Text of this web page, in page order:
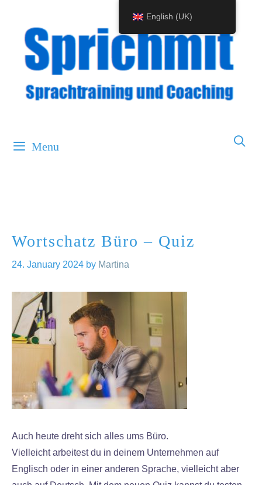
content
Menu
Wortschatz Büro – Quiz
24. January 2024 by Martina
Auch heute dreht sich alles ums Büro.
Vielleicht arbeitest du in deinem Unternehmen auf
Englisch oder in einer anderen Sprache, vielleicht aber
English (UK)